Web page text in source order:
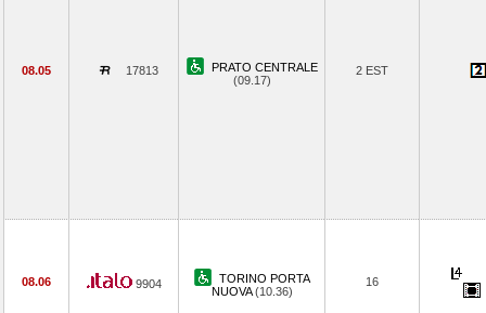
08.05 17813
PRATO CENTRALE
(09.17)
2 EST
08.06 9904
TORINO PORTA
NUOVA(10.36)
16